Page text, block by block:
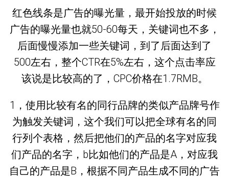
红色线条是广告的曝光量，最开始投放的时候
广告的曝光量也就50-60每天，关键词也不多，
后面慢慢添加一些关键词，到了后面达到了
500左右，整个CTR在5%左右，这个点击率应
该说是比较高的了，CPC价格在1.7RMB。
1，使用比较有名的同行品牌的类似产品牌号作
为触发关键词，这个我们可以把全球有名的同
行列个表格，然后把他们的产品的名字对应我
们产品的名字，b比如他们的产品是A，对应我
自己的产品是B，根据不同产品生成不同的广告